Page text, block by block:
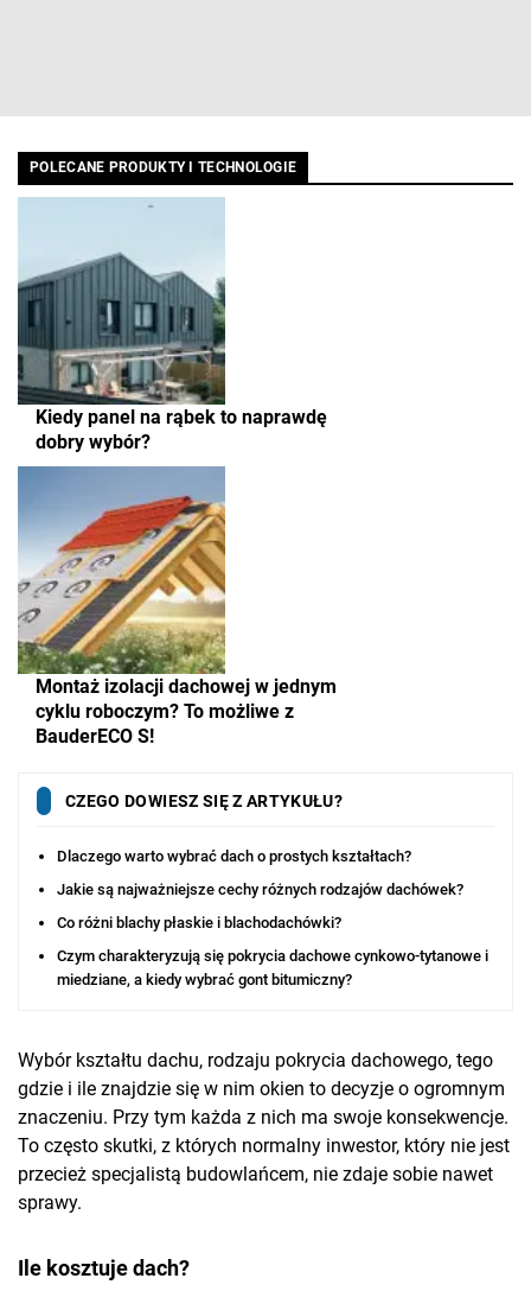
POLECANE PRODUKTY I TECHNOLOGIE
Kiedy panel na rąbek to naprawdę
dobry wybór?
Montaż izolacji dachowej w jednym
cyklu roboczym? To możliwe z
BauderECO S!
CZEGO DOWIESZ SIĘ Z ARTYKUŁU?
Dlaczego warto wybrać dach o prostych kształtach?
Jakie są najważniejsze cechy różnych rodzajów dachówek?
Co różni blachy płaskie i blachodachówki?
Czym charakteryzują się pokrycia dachowe cynkowo-tytanowe i
miedziane, a kiedy wybrać gont bitumiczny?
Wybór kształtu dachu, rodzaju pokrycia dachowego, tego
gdzie i ile znajdzie się w nim okien to decyzje o ogromnym
znaczeniu. Przy tym każda z nich ma swoje konsekwencje.
To często skutki, z których normalny inwestor, który nie jest
przecież specjalistą budowlańcem, nie zdaje sobie nawet
sprawy.
Ile kosztuje dach?